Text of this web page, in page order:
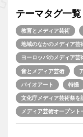
テーマタグ一覧
教育とメディア芸術
地域のなかのメディア芸
ヨーロッパのメディア芸
音とメディア芸術
バイオアート 特撮
文化庁メディア芸術祭を
メディア芸術オープント